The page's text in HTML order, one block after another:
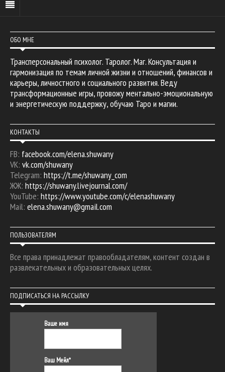
ОБО МНЕ
Трансперсональный психолог. Таролог. Маг. Консультация и
гармонизация по темам личной жизни и отношений, финансов и
карьеры, личностного и социального развития. Веду
трансформационные игры, провожу ментально-эмоциональную
и энергетическую поддержку, обучаю Таро и магии.
КОНТАКТЫ
FB: facebook.com/elena.shuwany
VK: vk.com/shuwany
Telegram: https://t.me/shuwany_com
ЖЖ: https://shuwany.livejournal.com/
YouTube: https://www.youtube.com/c/elenashuwany
Mail: elena.shuwany@gmail.com
ПОЛЬЗОВАТЕЛЯМ
Все права принадлежат правообладателям, контент создан в
развлекательных и образовательных целях.
ПОДПИСАТЬСЯ НА РАССЫЛКУ
Ваше имя
Ваш Мейл*